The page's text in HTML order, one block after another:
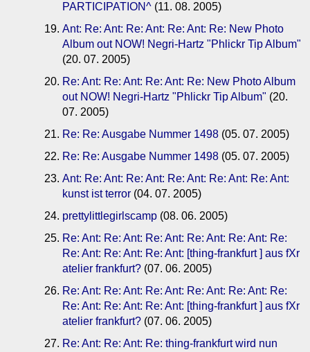
PARTICIPATION^ (11. 08. 2005)
Ant: Re: Ant: Re: Ant: Re: Ant: Re: New Photo
Album out NOW! Negri-Hartz "Phlickr Tip Album"
(20. 07. 2005)
Re: Ant: Re: Ant: Re: Ant: Re: New Photo Album
out NOW! Negri-Hartz "Phlickr Tip Album" (20.
07. 2005)
Re: Re: Ausgabe Nummer 1498 (05. 07. 2005)
Re: Re: Ausgabe Nummer 1498 (05. 07. 2005)
Ant: Re: Ant: Re: Ant: Re: Ant: Re: Ant: Re: Ant:
kunst ist terror (04. 07. 2005)
prettylittlegirlscamp (08. 06. 2005)
Re: Ant: Re: Ant: Re: Ant: Re: Ant: Re: Ant: Re:
Re: Ant: Re: Ant: Re: Ant: [thing-frankfurt ] aus fXr
atelier frankfurt? (07. 06. 2005)
Re: Ant: Re: Ant: Re: Ant: Re: Ant: Re: Ant: Re:
Re: Ant: Re: Ant: Re: Ant: [thing-frankfurt ] aus fXr
atelier frankfurt? (07. 06. 2005)
Re: Ant: Re: Ant: Re: thing-frankfurt wird nun